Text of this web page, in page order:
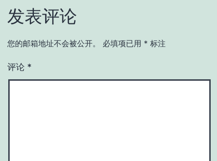
发表评论
您的邮箱地址不会被公开。 必填项已用 * 标注
评论 *